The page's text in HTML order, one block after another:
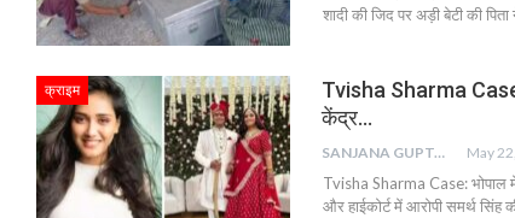
शादी की जिद पर अड़ी बेटी की
क्राइम
Tvisha Sharma Case:
केंद्र…
SANJANA GUPTA May
Tvisha Sharma Case: भोपाल में
और हाईकोर्ट में आरोपी समर्थ